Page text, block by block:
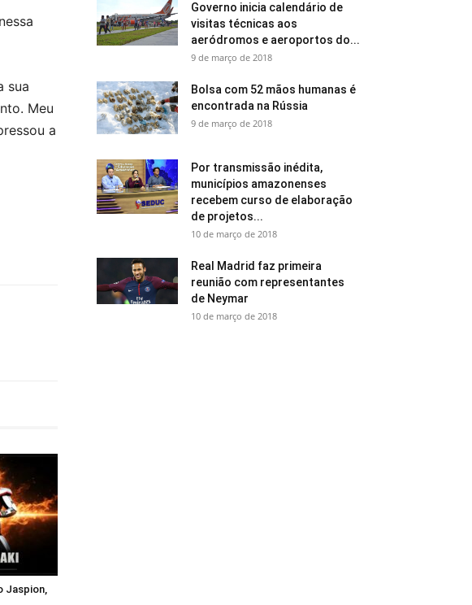
sua
Meu
a
Jaspion,
Governo inicia calendário de
visitas técnicas aos
aeródromos e aeroportos do...
9 de março de 2018
Bolsa com 52 mãos humanas é
encontrada na Rússia
9 de março de 2018
Por transmissão inédita,
municípios amazonenses
recebem curso de elaboração
de projetos...
10 de março de 2018
Real Madrid faz primeira
reunião com representantes
de Neymar
10 de março de 2018